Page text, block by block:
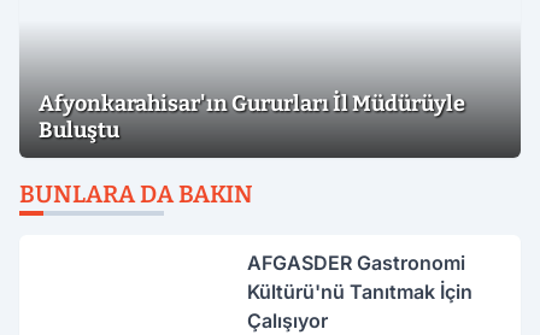
Afyonkarahisar'ın Gururları İl Müdürüyle
Buluştu
BUNLARA DA BAKIN
AFGASDER Gastronomi
Kültürü'nü Tanıtmak İçin
Çalışıyor